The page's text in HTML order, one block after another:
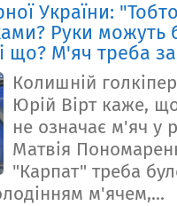
України:
Руки можуть
що? М'яч треба
Колишній
Юрій Вірт каже,
не означає м'яч у
Матвія
"Карпат" треба
м'ячем,...